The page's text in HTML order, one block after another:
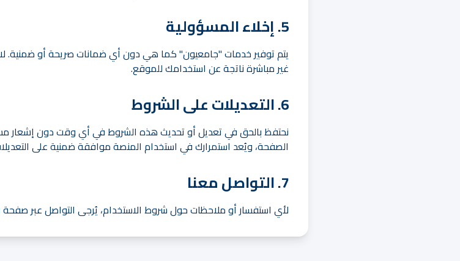
5. إخلاء المسؤولية
يتم توفير خدمات "جامعيون" كما هي دون أي ضمانات صريحة أو ضمنية.
غير مباشرة ناتجة عن استخدامك للموقع.
6. التعديلات على الشروط
نحتفظ بالحق في تعديل أو تحديث هذه الشروط في أي وقت دون إشعار
الصفحة، ويُعد استمرارك في استخدام المنصة موافقة ضمنية على
7. التواصل معنا
لأي استفسار أو ملاحظات حول شروط الاستخدام، يُرجى التواصل عبر صفحة